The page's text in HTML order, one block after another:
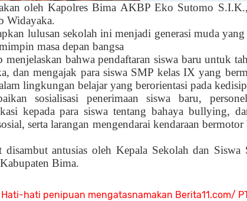
oleh Kapolres Bima AKBP Eko Sutomo
Widayaka.
lulusan sekolah ini menjadi generasi muda yang
masa depan bangsa
bahwa pendaftaran siswa baru untuk
dan mengajak para siswa SMP kelas IX yang
lingkungan belajar yang berorientasi pada
sosialisasi penerimaan siswa baru,
kepada para siswa tentang bahaya bullying,
serta larangan mengendarai kendaraan
disambut antusias oleh Kepala Sekolah dan
Bima.
Hati-hati penipuan mengatasnamakan Berita11.com/